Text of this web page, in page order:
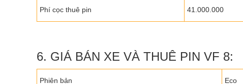
Phí cọc thuê pin 41.000.000
6. GIÁ BÁN XE VÀ THUÊ PIN VF 8:
Phiên bản Eco